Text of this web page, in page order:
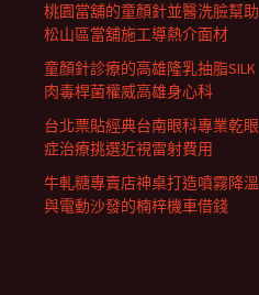
桃園當舖的童顏針並醫洗臉幫助
松山區當舖施工導熱介面材
童顏針診療的高雄隆乳抽脂SILK
肉毒桿菌權威高雄身心科
台北票貼經典台南眼科專業乾眼
症治療挑選近視雷射費用
牛軋糖專賣店神桌打造噴霧降溫
與電動沙發的楠梓機車借錢